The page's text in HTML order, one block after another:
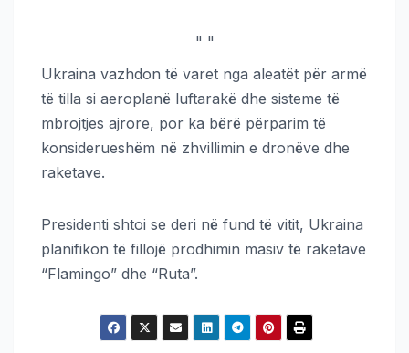
" "
Ukraina vazhdon të varet nga aleatët për armë
të tilla si aeroplanë luftarakë dhe sisteme të
mbrojtjes ajrore, por ka bërë përparim të
konsiderueshëm në zhvillimin e dronëve dhe
raketave.
Presidenti shtoi se deri në fund të vitit, Ukraina
planifikon të fillojë prodhimin masiv të raketave
“Flamingo” dhe “Ruta”.